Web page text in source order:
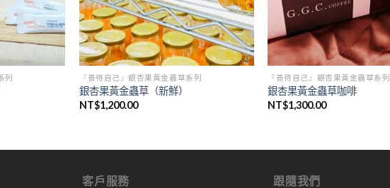
列 『善待自己』銀杏果黃金蟲草系列
銀杏果黃金蟲草（新鮮）
NT$1,200.00
『善待自己』銀杏果黃金蟲草系列
銀杏果黃金蟲草咖啡
NT$1,300.00
客戶服務 跟隨我們